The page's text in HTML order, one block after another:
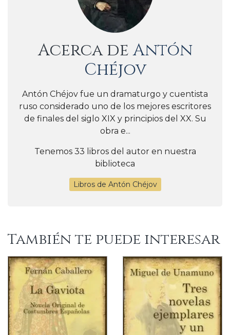
Acerca deAntón
Chéjov
Antón Chéjov fue un dramaturgo y cuentista
ruso considerado uno de los mejores escritores
de finales del siglo XIX y principios del XX. Su
obra e...
Tenemos 33 libros del autor en nuestra
biblioteca
Libros de Antón Chéjov
También te puede interesar